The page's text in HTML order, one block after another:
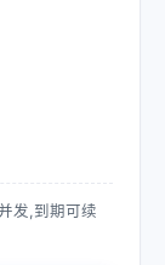
发,到期可续